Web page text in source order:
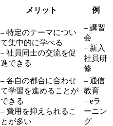
メリット 例
– 特定のテーマについ
て集中的に学べる
– 社員同士の交流を促
進できる
– 講習
会
– 新入
社員研
修
– 各自の都合に合わせ
て学習を進めることが
できる
– 費用を抑えられるこ
とが多い
– 通信
教育
– eラ
ーニン
グ